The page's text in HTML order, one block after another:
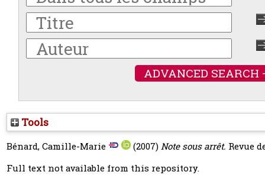
ADVANCED SEARCH
Tools
Bénard, Camille-Marie (2007)Note sous arrêt. Revue
Full text not available from this repository.